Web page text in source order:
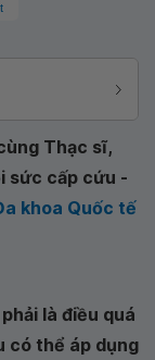
Thạc sĩ,
sức cấp cứu -
khoa Quốc tế
là điều quá
có thể áp dụng